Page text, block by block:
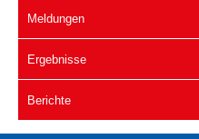
Meldungen
Ergebnisse
Berichte